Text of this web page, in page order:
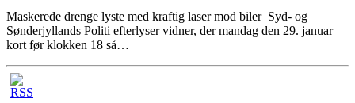
Maskerede drenge lyste med kraftig laser mod biler ​ Syd- og
Sønderjyllands Politi efterlyser vidner, der mandag den 29. januar
kort før klokken 18 så…